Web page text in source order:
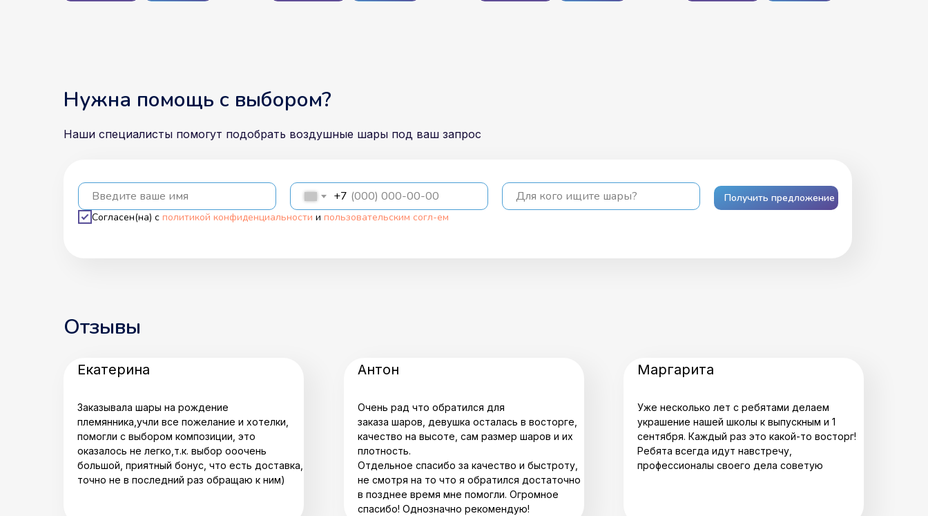
Наши специалисты помогут подобрать воздушные шары под ваш запрос
Введите ваше имя +7 Для кого ищите шары?
Согласен(на) с политикой конфиденциальности и пользовательским согл-ем
Получить предложение
Нужна помощь с выбором?
Отзывы
Заказывала шары на рождение
племянника,учли все пожелание и хотелки,
помогли с выбором композиции, это
оказалось не легко,т.к. выбор ооочень
большой, приятный бонус, что есть доставка,
точно не в последний раз обращаю к ним)
Екатерина
Уже несколько лет с ребятами делаем
украшение нашей школы к выпускным и 1
сентября. Каждый раз это какой-то восторг!
Ребята всегда идут навстречу,
профессионалы своего дела советую
Маргарита
Очень рад что обратился для
заказа шаров, девушка осталась в восторге,
качество на высоте, сам размер шаров и их
плотность.
Отдельное спасибо за качество и быстроту,
не смотря на то что я обратился достаточно
в позднее время мне помогли. Огромное
спасибо! Однозначно рекомендую!
Антон